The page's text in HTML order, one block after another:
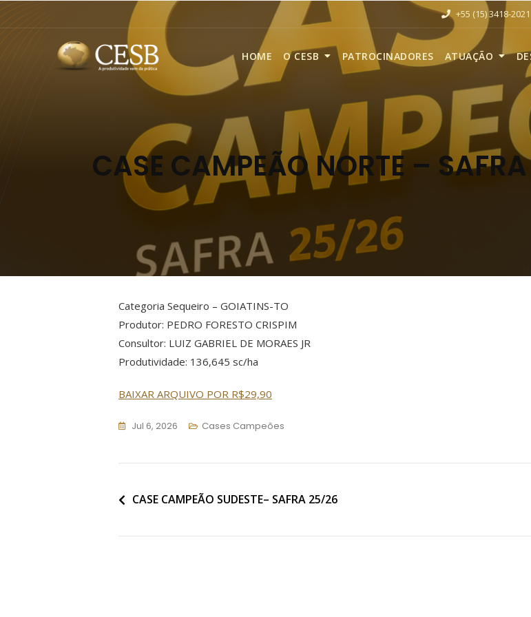
+55 (15) 3418-2021
HOME O CESB PATROCINADORES ATUAÇÃO
CASE CAMPEÃO NORTE –
Categoria Sequeiro – GOIATINS-TO
Produtor: PEDRO FORESTO CRISPIM
Consultor: LUIZ GABRIEL DE MORAES JR
Produtividade: 136,645 sc/ha
BAIXAR ARQUIVO POR R$29,90
Jul 6, 2026 Cases Campeões
CASE CAMPEÃO SUDESTE– SAFRA 25/26